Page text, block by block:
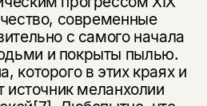
современные
с самого начала
и покрыты пылью.
которого в этих краях и
источник меланхолии
да
назад